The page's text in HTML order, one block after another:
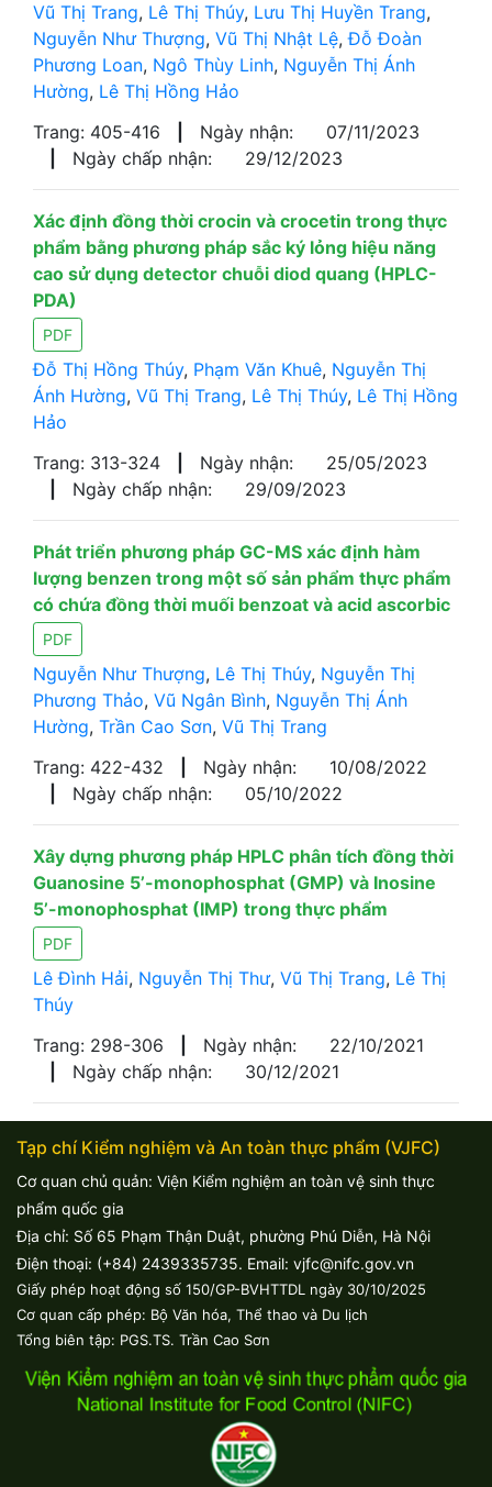
Vũ Thị Trang, Lê Thị Thúy, Lưu Thị Huyền Trang,
Nguyễn Như Thượng, Vũ Thị Nhật Lệ,Đỗ Đoàn
Phương Loan, Ngô Thùy Linh, Nguyễn Thị Ánh
Hường, Lê Thị Hồng Hảo
Trang: 405-416
Ngày nhận:
07/11/2023
Ngày chấp nhận: 29/12/2023
Xác định đồng thời crocin và crocetin trong thực
phẩm bằng phương pháp sắc ký lỏng hiệu năng
cao sử dụng detector chuỗi diod quang (HPLC-
PDA)
PDF
Đỗ Thị Hồng Thúy, Phạm Văn Khuê, Nguyễn Thị
Ánh Hường, Vũ Thị Trang, Lê Thị Thúy, Lê Thị Hồng
Hảo
Trang: 313-324
Ngày nhận:
25/05/2023
Ngày chấp nhận: 29/09/2023
Phát triển phương pháp GC-MS xác định hàm
lượng benzen trong một số sản phẩm thực phẩm
có chứa đồng thời muối benzoat và acid ascorbic
PDF
Nguyễn Như Thượng, Lê Thị Thúy, Nguyễn Thị
Phương Thảo, Vũ Ngân Bình, Nguyễn Thị Ánh
Hường, Trần Cao Sơn, Vũ Thị Trang
Trang: 422-432
Ngày nhận:
10/08/2022
Ngày chấp nhận: 05/10/2022
Xây dựng phương pháp HPLC phân tích đồng thời
Guanosine 5’-monophosphat (GMP) và Inosine
5’-monophosphat (IMP) trong thực phẩm
PDF
Lê Đình Hải, Nguyễn Thị Thư, Vũ Thị Trang, Lê Thị
Thúy
Trang: 298-306
Ngày nhận:
22/10/2021
Ngày chấp nhận: 30/12/2021
Tạp chí Kiểm nghiệm và An toàn thực phẩm (VJFC)
Cơ quan chủ quản: Viện Kiểm nghiệm an toàn vệ sinh thực
phẩm quốc gia
Địa chỉ: Số 65 Phạm Thận Duật, phường Phú Diễn, Hà Nội
Điện thoại: (+84) 2439335735. Email: vjfc@nifc.gov.vn
Giấy phép hoạt động số 150/GP-BVHTTDL ngày 30/10/2025
Cơ quan cấp phép: Bộ Văn hóa, Thể thao và Du lịch
Tổng biên tập: PGS.TS. Trần Cao Sơn